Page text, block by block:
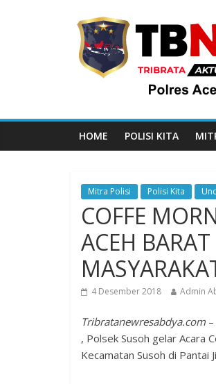
HOME POLISI KITA
Mitra Polisi Polisi Kita
COFFE
ACEH
4 Desember 2018 Admin
Tribratanewresabdya.com
, Polsek Susoh gelar Acara
Kecamatan Susoh di Pantai